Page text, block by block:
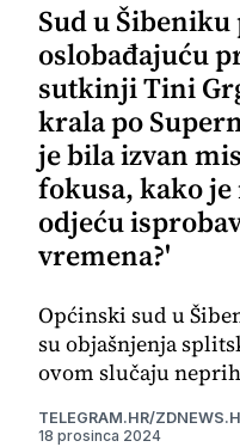
Sud u
oslobađajuću
sutkinji Tini
krala po
je bila izvan
fokusa, kako je
odjeću
vremena?'
Općinski sud u
su objašnjenja
ovom slučaju
TELEGRAM.HR/
18 prosinca 2024